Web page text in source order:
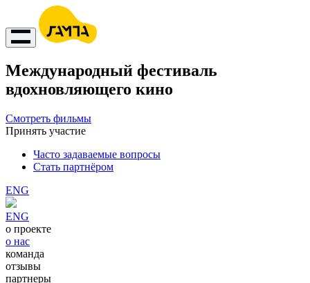
Международный фестиваль
вдохновляющего кино
Смотреть фильмы
Принять участие
Часто задаваемые вопросы
Стать партнёром
ENG
ENG
о проекте
о нас
команда
отзывы
партнеры